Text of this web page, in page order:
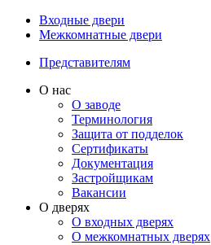
Входные двери
Межкомнатные двери
Представителям
О нас
О заводе
Терминология
Защита от подделок
Сертификаты
Документация
Застройщикам
Вакансии
О дверях
О входных дверях
О межкомнатных дверях